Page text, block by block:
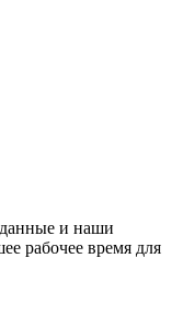
и наши
рабочее время для